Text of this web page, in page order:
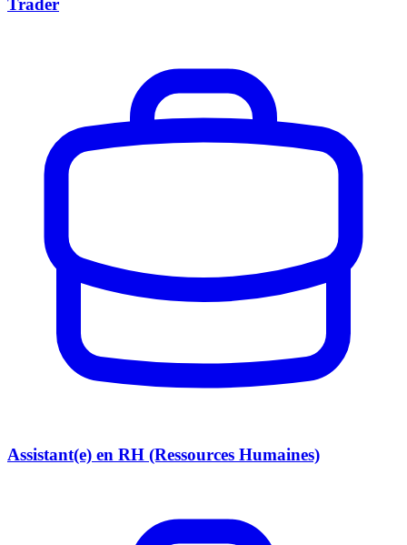
Trader
Assistant(e) en RH (Ressources Humaines)